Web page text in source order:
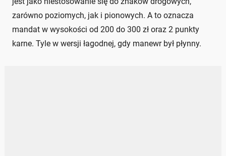
zarówno poziomych, jak i pionowych. A to oznacza
mandat w wysokości od 200 do 300 zł oraz 2 punkty
karne. Tyle w wersji łagodnej, gdy manewr był płynny.